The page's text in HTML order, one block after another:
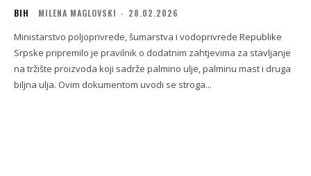
BIH MILENA MAGLOVSKI - 28.02.2026
Ministarstvo poljoprivrede, šumarstva i vodoprivrede Republike
Srpske pripremilo je pravilnik o dodatnim zahtjevima za stavljanje
na tržište proizvoda koji sadrže palmino ulje, palminu mast i druga
biljna ulja. Ovim dokumentom uvodi se stroga...